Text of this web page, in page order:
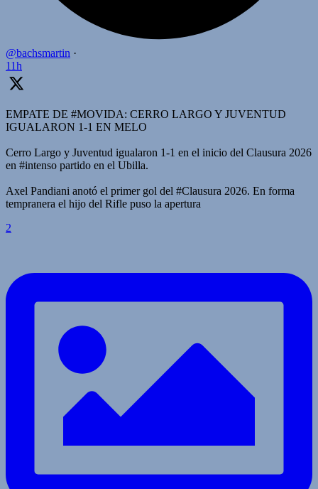
@bachsmartin ·
11h
EMPATE DE #MOVIDA: CERRO LARGO Y JUVENTUD
IGUALARON 1-1 EN MELO
Cerro Largo y Juventud igualaron 1-1 en el inicio del Clausura 2026
en #intenso partido en el Ubilla.
Axel Pandiani anotó el primer gol del #Clausura 2026. En forma
tempranera el hijo del Rifle puso la apertura
2